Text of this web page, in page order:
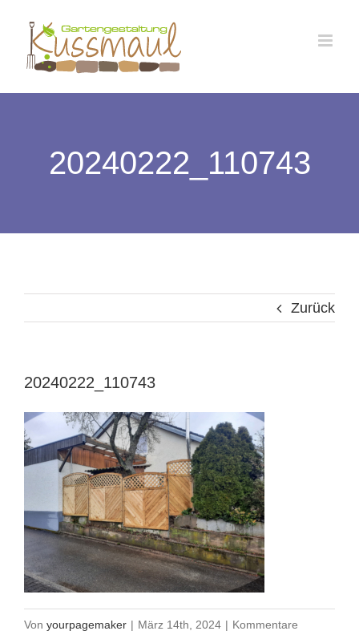
Inhalt
springen
20240222_110743
Zurück
20240222_110743
Von yourpagemaker | März 14th, 2024 | Kommentare